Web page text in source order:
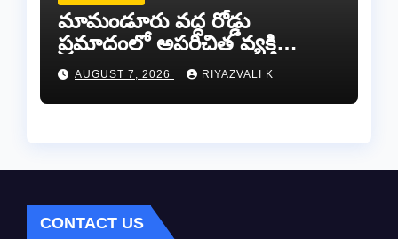
​మామండూరు వద్ద రోడ్డు
ప్రమాదంలో అపరిచిత వ్యక్తి
మృతి…సమాచారం తెలిస్తే
రేణిగుంట పోలీసులను
సంప్రదించండి.
AUGUST 7, 2026 RIYAZVALI K
CONTACT US